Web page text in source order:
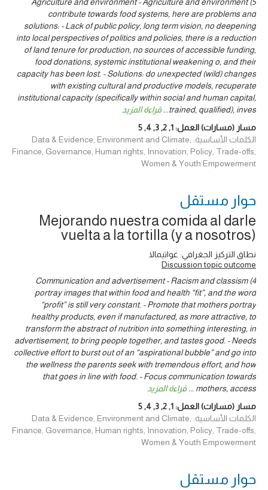
contribute towards food systems, here are problems and
solutions: - Lack of public policy, long term vision, no deepening
into local perspectives of politics and policies, there is a reduction
of land tenure for production, no sources of accessible funding,
food donations, systemic institutional weakening o, and their
capacity has been lost. - Solutions: do unexpected (wild) changes
with existing cultural and productive models, recuperate
institutional capacity (specifically within social and human capital,
trained, qualified), inves
... قراءة المزيد
مسار (مسارات) العمل:1
,
2
,
3
,
4
,
5
الكلمات الأساسية: Data & Evidence, Environment and Climate,
Finance, Governance, Human rights, Innovation, Policy, Trade-offs,
Women & Youth Empowerment
حوار ‎مستقل
Mejorando nuestra comida al darle
vuelta a la tortilla (y a nosotros)
نطاق التركيز الجغرافي: غواتيمالا
Discussion topic outcome
4) Communication and advertisement - Racism and classism
portray images that within food and health “fit”, and the word
“profit” is still very constant. - Promote that mothers portray
healthy products, even if manufactured, as more attractive, to
transform the abstract of nutrition into something interesting, in
advertisement, to bring people together, and tastes good. - Needs
collective effort to burst out of an “aspirational bubble” and go into
the wellness the parents seek with tremendous effort, and how
that goes in line with food. - Focus communication towards
mothers, access
... قراءة المزيد
مسار (مسارات) العمل:1
,
2
,
3
,
4
,
5
الكلمات الأساسية: Data & Evidence, Environment and Climate,
Finance, Governance, Human rights, Innovation, Policy, Trade-offs,
Women & Youth Empowerment
حوار ‎مستقل